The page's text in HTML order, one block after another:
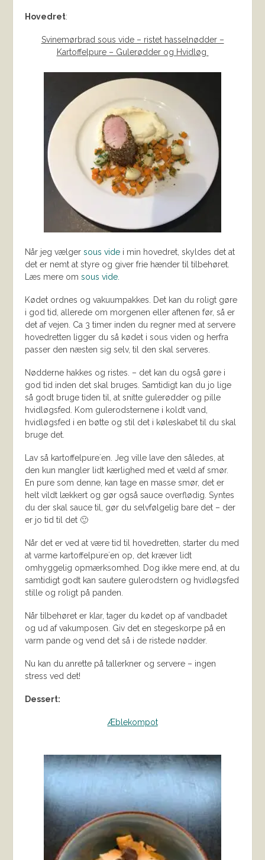
Hovedret:
Svinemørbrad sous vide – ristet hasselnødder –
Kartoffelpure – Gulerødder og Hvidløg
Når jeg vælgersous vide i min hovedret, skyldes det at
det er nemt at styre og giver frie hænder til tilbehøret.
Læs mere omsous vide.
Kødet ordnes og vakuumpakkes. Det kan du roligt gøre
i god tid, allerede om morgenen eller aftenen før, så er
det af vejen. Ca 3 timer inden du regner med at servere
hovedretten ligger du så kødet i sous viden og herfra
passer den næsten sig selv, til den skal serveres.
Nødderne hakkes og ristes. – det kan du også gøre i
god tid inden det skal bruges. Samtidigt kan du jo lige
så godt bruge tiden til, at snitte gulerødder og pille
hvidløgsfed. Kom gulerodsternene i koldt vand,
hvidløgsfed i en bøtte og stil det i køleskabet til du skal
bruge det.
Lav så kartoffelpure´en. Jeg ville lave den således, at
den kun mangler lidt kærlighed med et væld af smør.
En pure som denne, kan tage en masse smør, det er
helt vildt lækkert og gør også sauce overflødig. Syntes
du der skal sauce til, gør du selvfølgelig bare det – der
er jo tid til det 🙂
Når det er ved at være tid til hovedretten, starter du med
at varme kartoffelpure´en op, det kræver lidt
omhyggelig opmærksomhed. Dog ikke mere end, at du
samtidigt godt kan sautere gulerodstern og hvidløgsfed
stille og roligt på panden.
Når tilbehøret er klar, tager du kødet op af vandbadet
og ud af vakumposen. Giv det en stegeskorpe på en
varm pande og vend det så i de ristede nødder.
Nu kan du anrette på tallerkner og servere – ingen
stress ved det!
Dessert:
Æblekompot